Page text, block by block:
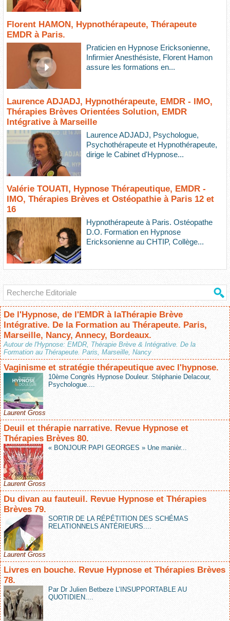
Florent HAMON, Hypnothérapeute, Thérapeute
EMDR à Paris.
Praticien en Hypnose Ericksonienne,
Infirmier Anesthésiste, Florent Hamon
assure les formations en...
Laurence ADJADJ, Hypnothérapeute, EMDR - IMO,
Thérapies Brèves Orientées Solution, EMDR
Intégrative à Marseille
Laurence ADJADJ, Psychologue,
Psychothérapeute et Hypnothérapeute,
dirige le Cabinet d'Hypnose...
Valérie TOUATI, Hypnose Thérapeutique, EMDR -
IMO, Thérapies Brèves et Ostéopathie à Paris 12 et
16
Hypnothérapeute à Paris. Ostéopathe
D.O. Formation en Hypnose
Ericksonienne au CHTIP, Collège...
De l'Hypnose, de l'EMDR à laThérapie Brève
Intégrative. De la Formation au Thérapeute. Paris,
Marseille, Nancy, Annecy, Bordeaux.
Autour de l'Hypnose: EMDR, Thérapie Brève & Intégrative. De la
Formation au Thérapeute. Paris, Marseille, Nancy
Vaginisme et stratégie thérapeutique avec l'hypnose.
10ème Congrès Hypnose Douleur. Stéphanie Delacour,
Psychologue....
Laurent Gross
Deuil et thérapie narrative. Revue Hypnose et
Thérapies Brèves 80.
« BONJOUR PAPI GEORGES » Une manièr...
Laurent Gross
Du divan au fauteuil. Revue Hypnose et Thérapies
Brèves 79.
SORTIR DE LA RÉPÉTITION DES SCHÉMAS
RELATIONNELS ANTÉRIEURS....
Laurent Gross
Livres en bouche. Revue Hypnose et Thérapies Brèves
78.
Par Dr Julien Betbeze L’INSUPPORTABLE AU
QUOTIDIEN....